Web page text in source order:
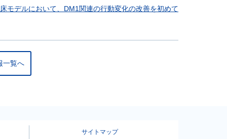
会
モデルにおいて、DM1関連の行動変化の改善を初めて
一覧へ
サイトマップ